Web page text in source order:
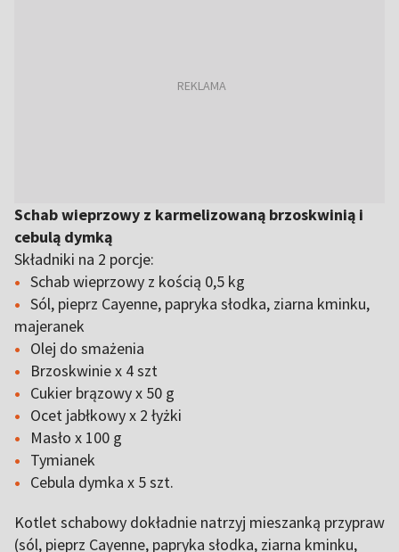
Schab wieprzowy z karmelizowaną brzoskwinią i
cebulą dymką
Składniki na 2 porcje:
Schab wieprzowy z kością 0,5 kg
Sól, pieprz Cayenne, papryka słodka, ziarna kminku,
majeranek
Olej do smażenia
Brzoskwinie x 4 szt
Cukier brązowy x 50 g
Ocet jabłkowy x 2 łyżki
Masło x 100 g
Tymianek
Cebula dymka x 5 szt.
Kotlet schabowy dokładnie natrzyj mieszanką przypraw
(sól, pieprz Cayenne, papryka słodka, ziarna kminku,